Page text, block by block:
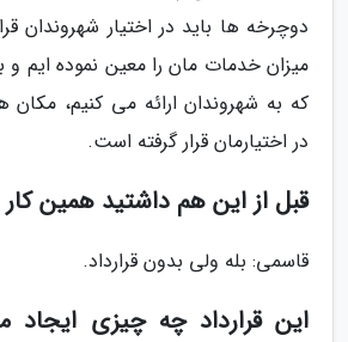
دوچرخه ها باید در اختیار شهروندان
میزان خدمات مان را معین نموده ایم و
که به شهروندان ارائه می کنیم،
در اختیارمان قرار گرفته است.
قبل از این هم داشتید همین
قاسمی: بله ولی بدون قرارداد.
این قرارداد چه چیزی ایجاد